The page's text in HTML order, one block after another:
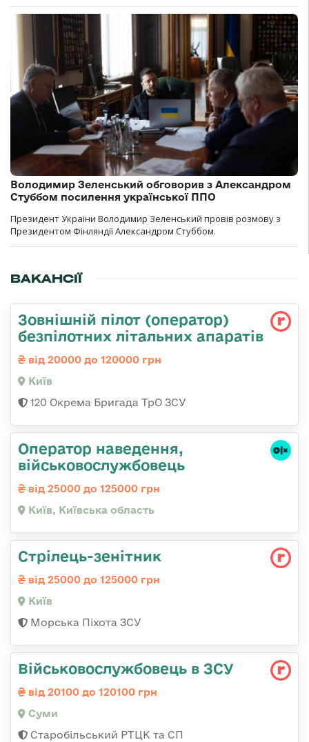
Володимир Зеленський обговорив з Александром
Стуббом посилення української ППО
Президент України Володимир Зеленський провів розмову з
Президентом Фінляндії Александром Стуббом.
ВАКАНСІЇ
Зовнішній пілот (оператор)
безпілотних літальних апаратів
від 20000 до 120000 грн
Київ
120 Окрема Бригада ТрО ЗСУ
Оператор наведення,
військовослужбовець
від 25000 до 125000 грн
Київ, Київська область
Стpілець-зенітник
від 25000 до 125000 грн
Київ
Морська Піхота ЗСУ
Військовослужбовець в ЗСУ
від 20100 до 120100 грн
Суми
Старобільський РТЦК та СП